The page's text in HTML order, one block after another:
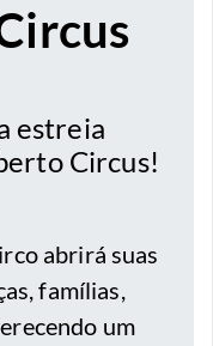
estreia
Circus!
abrirá suas
famílias,
um